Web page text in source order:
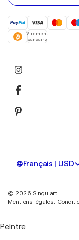
Virement
bancaire
Français | USD
© 2026 Singulart
Mentions légales.
Peintre